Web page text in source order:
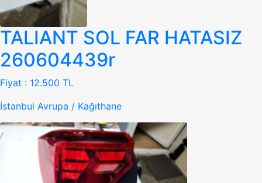
TALIANT SOL FAR HATASIZ
260604439r
Fiyat : 12.500 TL
İstanbul Avrupa / Kağıthane